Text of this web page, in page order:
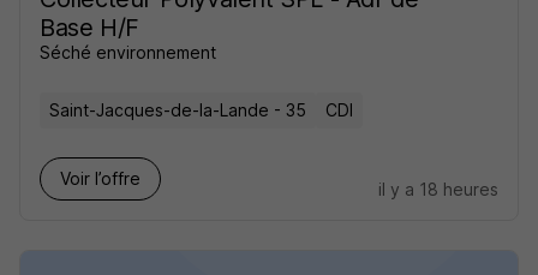
Base H/F
Séché environnement
Saint-Jacques-de-la-Lande - 35 CDI
Voir l’offre
il y a 18 heures